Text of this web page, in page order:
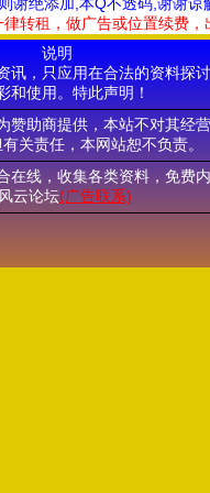
谢绝添加,本Q不透码,谢谢谅
转租，做广告或位置续费，
说明
讯，只应用在合法的资料探
和使用。特此声明！
赞助商提供，本站不对其经
关责任，本网站恕不负责。
在线，收集各类资料，免费
云论坛(广告联系)